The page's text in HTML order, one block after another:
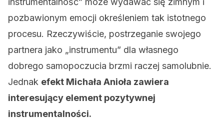
pozbawionym emocji określeniem tak istotnego
procesu. Rzeczywiście, postrzeganie swojego
partnera jako „instrumentu” dla własnego
dobrego samopoczucia brzmi raczej samolubnie.
Jednak efekt Michała Anioła zawiera
interesujący element pozytywnej
instrumentalności.